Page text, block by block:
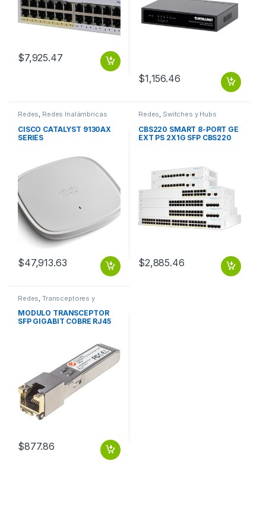
$7,925.47
$1,156.46
Redes, Redes Inalámbricas
CISCO CATALYST 9130AX
SERIES
$47,913.63
Redes, Switches y Hubs
CBS220 SMART 8-PORT GE
EXT PS 2X1G SFP CBS220
$2,885.46
Redes ,Transceptores y
Convertidores
MODULO TRANSCEPTOR
SFP GIGABIT COBRE RJ45
$877.86